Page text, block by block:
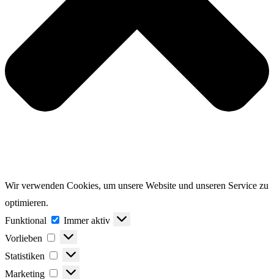
Wir verwenden Cookies, um unsere Website und unseren Service zu
optimieren.
Funktional
Funktional
Immer aktiv
Vorlieben
Vorlieben
Statistiken
Statistiken
Marketing
Marketing